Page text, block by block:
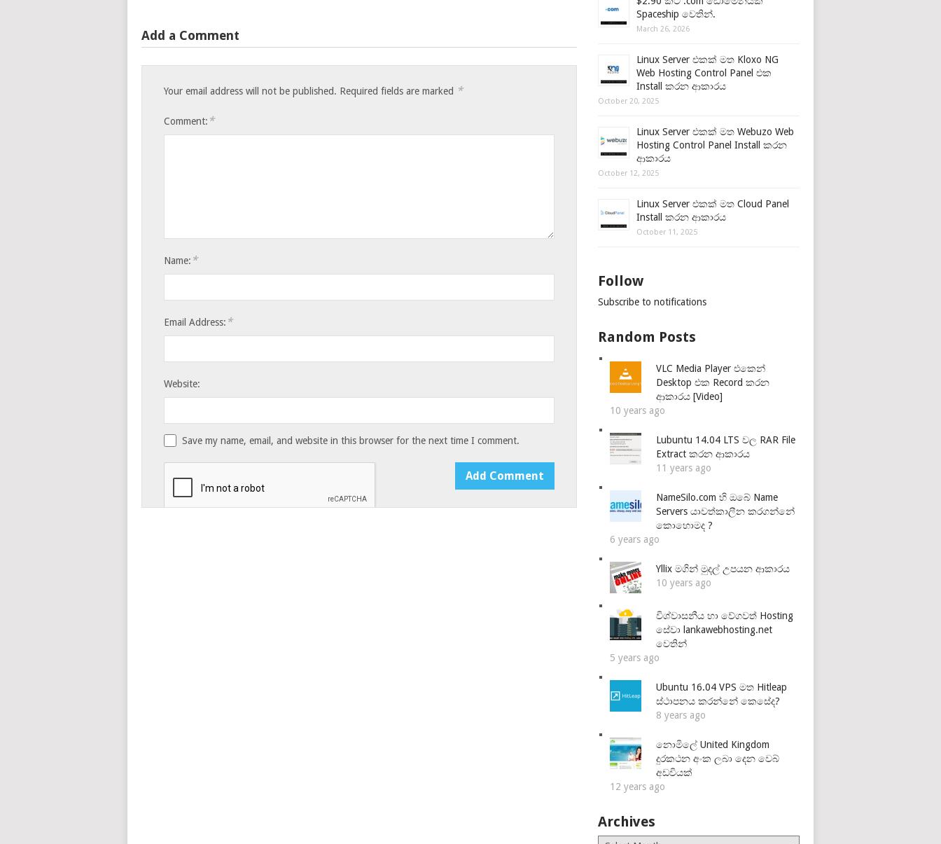
Add a Comment
Your email address will not be published. Required fields are marked *
Comment: *
Name: *
Email Address: *
Website:
Save my name, email, and website in this browser for the next time I comment.
Spaceship වෙතින්.
March 26, 2026
Linux Server එකක් මත Kloxo NG
Web Hosting Control Panel එක
Install කරන ආකාරය
October 20, 2025
Linux Server එකක් මත Webuzo Web
Hosting Control Panel Install කරන
ආකාරය
October 12, 2025
Linux Server එකක් මත Cloud Panel
Install කරන ආකාරය
October 11, 2025
Follow
Subscribe to notifications
Random Posts
VLC Media Player එකෙන්
Desktop එක Record කරන
ආකාරය [Video]
10 years ago
Lubuntu 14.04 LTS වල RAR File
Extract කරන ආකාරය
11 years ago
NameSilo.com හි ඔබේ Name
Servers යාවත්කාලීන කරගන්නේ
කොහොමද ?
6 years ago
Yllix මගින් මුදල් උපයන ආකාරය
10 years ago
විශ්වාසනීය හා වේගවත් Hosting
සේවා lankawebhosting.net
වෙතින්
5 years ago
Ubuntu 16.04 VPS මත Hitleap
ස්ථාපනය කරන්නේ කෙසේද?
8 years ago
නොමිලේ United Kingdom
දුරකථන අංක ලබා දෙන වෙබ්
අඩවියක්
12 years ago
Archives